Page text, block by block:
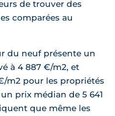
de trouver des
comparées au
du neuf présente un
à 4 887 €/m2, et
m2 pour les propriétés
prix médian de 5 641
que même les